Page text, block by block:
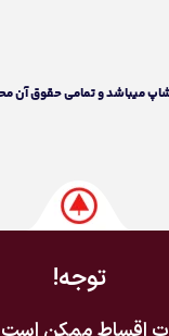
ميباشد و تمامی حقوق آن
توجه!